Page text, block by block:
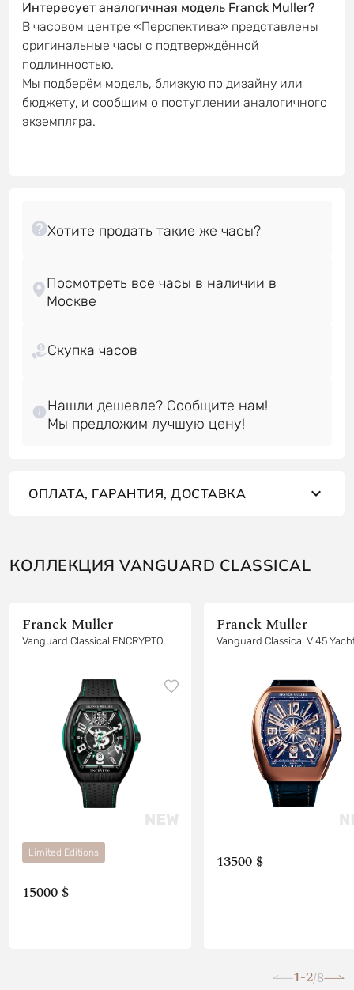
Интересует аналогичная модель Franck Muller?
В часовом центре «Перспектива» представлены
оригинальные часы с подтверждённой
подлинностью.
Мы подберём модель, близкую по дизайну или
бюджету, и сообщим о поступлении аналогичного
экземпляра.
Посмотреть все часы в наличии в
Скупка часов
Нашли дешевле? Сообщите нам!
ОПЛАТА, ГАРАНТИЯ, ДОСТАВКА
КОЛЛЕКЦИЯ VANGUARD CLASSICAL
Franck Muller
Vanguard Classical ENCRYPTO
Limited Editions
15000 $
Franck Muller
Vanguard Classical V
13500 $
1-2/8